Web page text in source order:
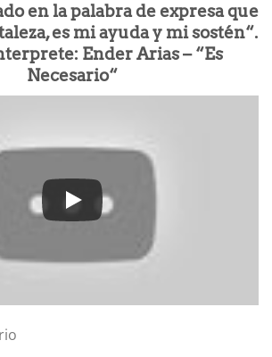
en la palabra de expresa que
es mi ayuda y mi sostén“.
Ender Arias – “Es
Necesario“